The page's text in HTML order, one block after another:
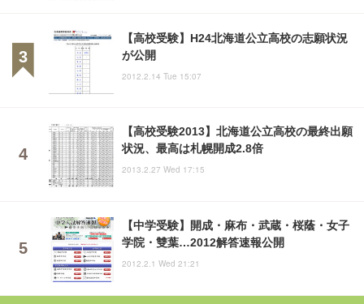
【高校受験】H24北海道公立高校の志願状況
が公開
2012.2.14 Tue 15:07
【高校受験2013】北海道公立高校の最終出願
状況、最高は札幌開成2.8倍
2013.2.27 Wed 17:15
【中学受験】開成・麻布・武蔵・桜蔭・女子
学院・雙葉…2012解答速報公開
2012.2.1 Wed 21:21